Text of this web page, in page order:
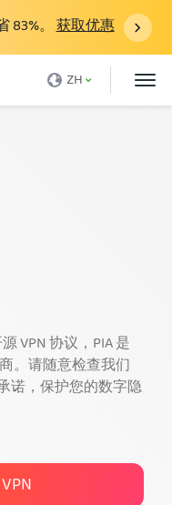
83%。获取优惠
ZH
VPN 协议，PIA 是
。请随意检查我们
诺，保护您的数字隐